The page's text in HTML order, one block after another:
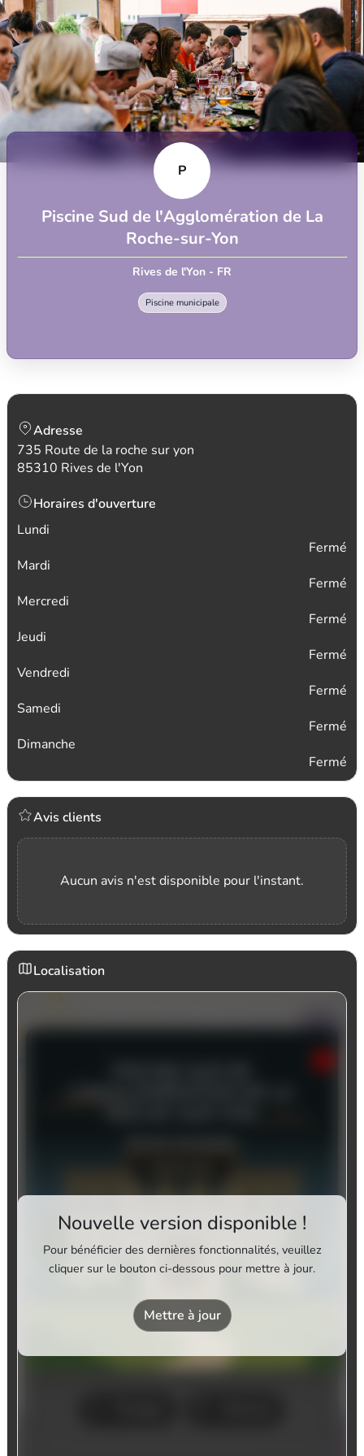
P
Piscine Sud de l'Agglomération de La
Roche-sur-Yon
Rives de l'Yon - FR
Piscine municipale
Adresse
735 Route de la roche sur yon
85310 Rives de l'Yon
Horaires d'ouverture
Lundi
Fermé
Mardi
Fermé
Mercredi
Fermé
Jeudi
Fermé
Vendredi
Fermé
Samedi
Fermé
Dimanche
Fermé
Avis clients
Aucun avis n'est disponible pour l'instant.
Localisation